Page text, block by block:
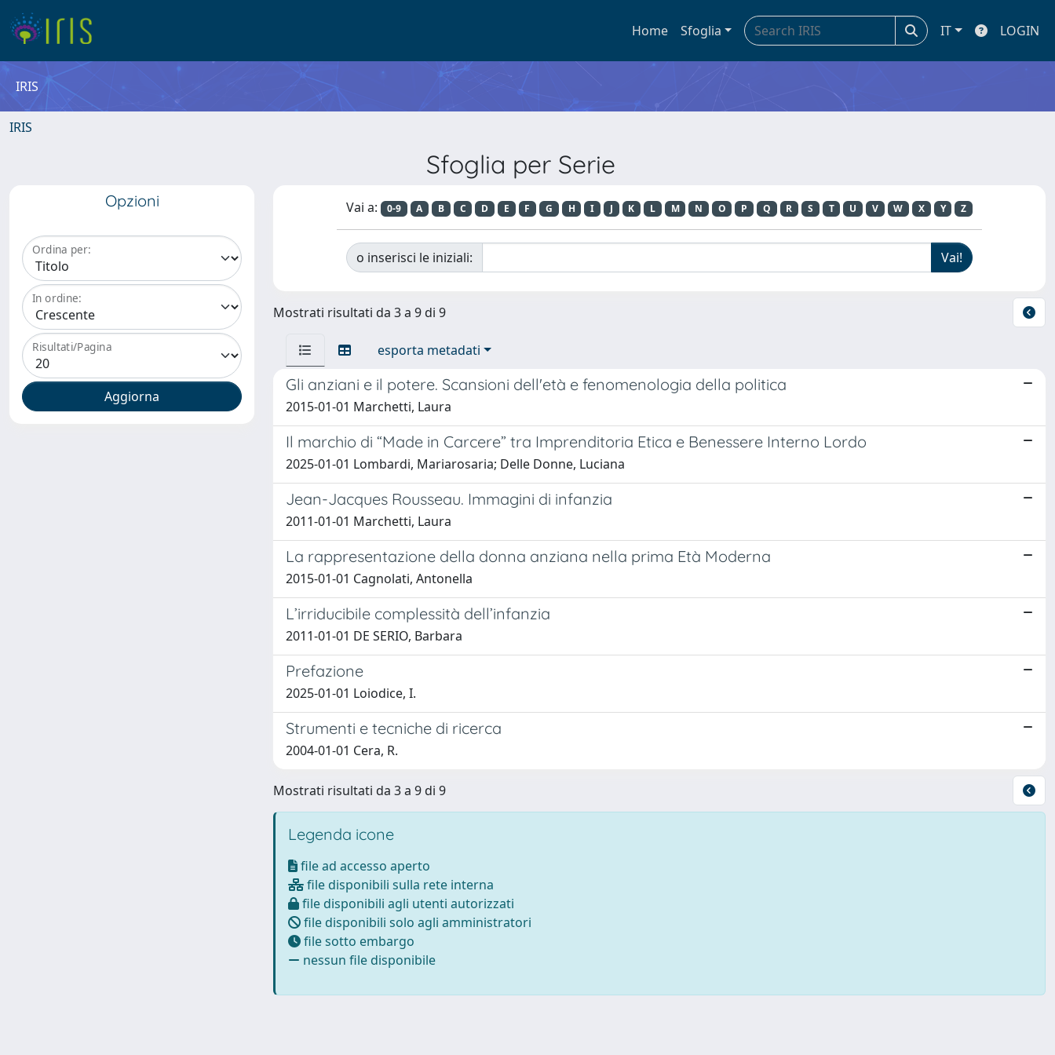
Home Sfoglia IT LOGIN
IRIS
IRIS
Sfoglia per Serie
Opzioni
Ordina per:
In ordine:
Risultati/Pagina
Vai a: 0-9 A B C D E F G H I J K L M N O P Q R S T U V W X Y Z
o inserisci le iniziali:
Mostrati risultati da 3 a 9 di 9
esporta metadati
Gli anziani e il potere. Scansioni dell'età e fenomenologia della politica
2015-01-01 Marchetti, Laura
Il marchio di “Made in Carcere” tra Imprenditoria Etica e Benessere Interno Lordo
2025-01-01 Lombardi, Mariarosaria; Delle Donne, Luciana
Jean-Jacques Rousseau. Immagini di infanzia
2011-01-01 Marchetti, Laura
La rappresentazione della donna anziana nella prima Età Moderna
2015-01-01 Cagnolati, Antonella
L’irriducibile complessità dell’infanzia
2011-01-01 DE SERIO, Barbara
Prefazione
2025-01-01 Loiodice, I.
Strumenti e tecniche di ricerca
2004-01-01 Cera, R.
Mostrati risultati da 3 a 9 di 9
Legenda icone
file ad accesso aperto
file disponibili sulla rete interna
file disponibili agli utenti autorizzati
file disponibili solo agli amministratori
file sotto embargo
nessun file disponibile